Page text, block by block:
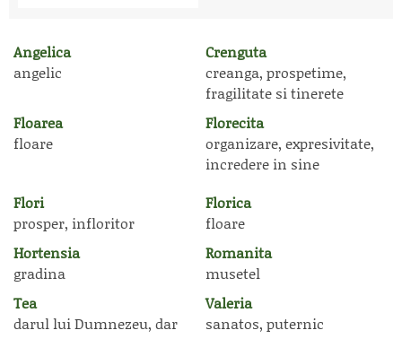
Angelica
angelic
Crenguta
creanga, prospetime,
fragilitate si tinerete
Floarea
floare
Florecita
organizare, expresivitate,
incredere in sine
Flori
prosper, infloritor
Florica
floare
Hortensia
gradina
Romanita
musetel
Tea
darul lui Dumnezeu, dar
Valeria
sanatos, puternic